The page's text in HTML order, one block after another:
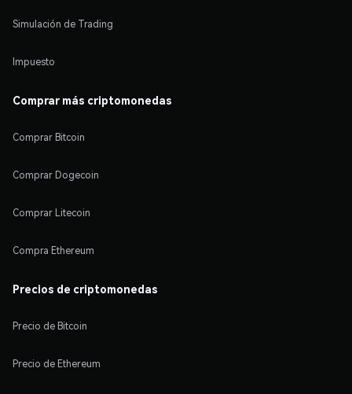
Simulación de Trading
Impuesto
Comprar más criptomonedas
Comprar Bitcoin
Comprar Dogecoin
Comprar Litecoin
Compra Ethereum
Precios de criptomonedas
Precio de Bitcoin
Precio de Ethereum